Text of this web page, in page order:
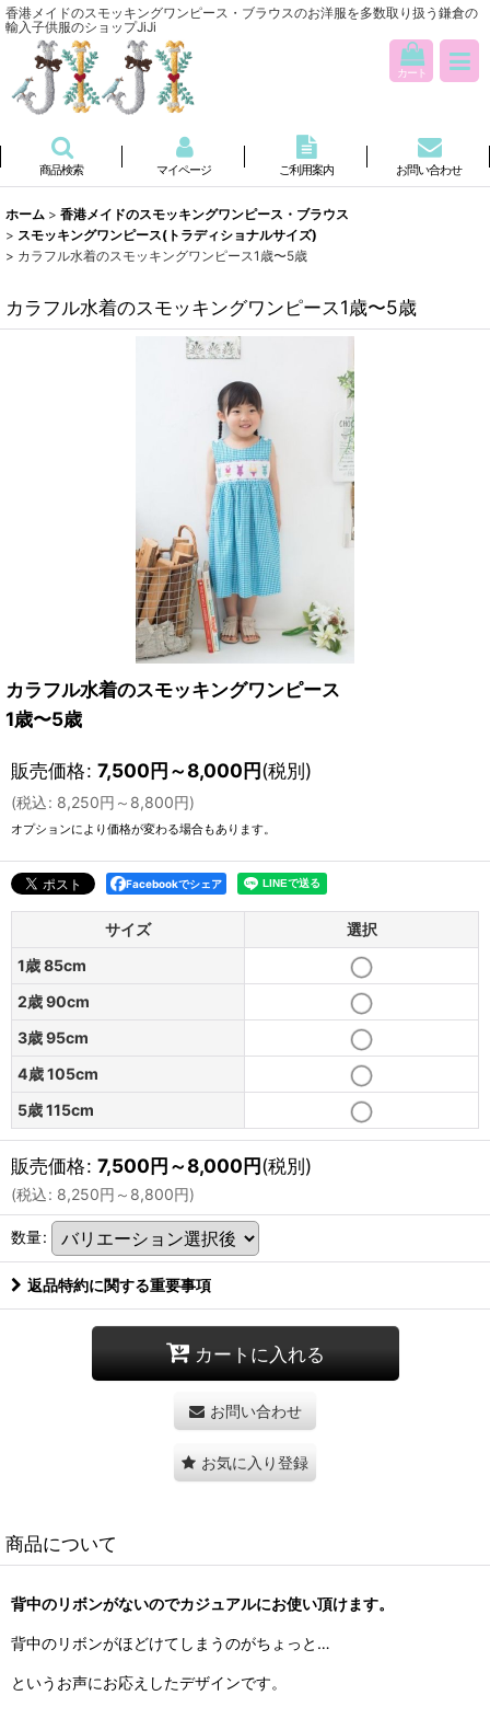
香港メイドのスモッキングワンピース・ブラウスのお洋服を多数取り扱う鎌倉の
輸入子供服のショップJiJi
カート
商品検索 マイページ ご利用案内 お問い合わせ
ホーム > 香港メイドのスモッキングワンピース・ブラウス
> スモッキングワンピース(トラディショナルサイズ)
> カラフル水着のスモッキングワンピース1歳〜5歳
カラフル水着のスモッキングワンピース1歳〜5歳
カラフル水着のスモッキングワンピース
1歳〜5歳
販売価格: 7,500円～8,000円(税別)
(税込: 8,250円 ～8,800円)
オプションにより価格が変わる場合もあります。
Facebookでシェア
サイズ
選択
1歳 85cm
2歳 90cm
3歳 95cm
4歳 105cm
5歳 115cm
販売価格: 7,500円～8,000円(税別)
(税込: 8,250円 ～8,800円)
数量:
返品特約に関する重要事項
カートに入れる
お問い合わせ
お気に入り登録
商品について
背中のリボンがないのでカジュアルにお使い頂けます。
背中のリボンがほどけてしまうのがちょっと…
というお声にお応えしたデザインです。